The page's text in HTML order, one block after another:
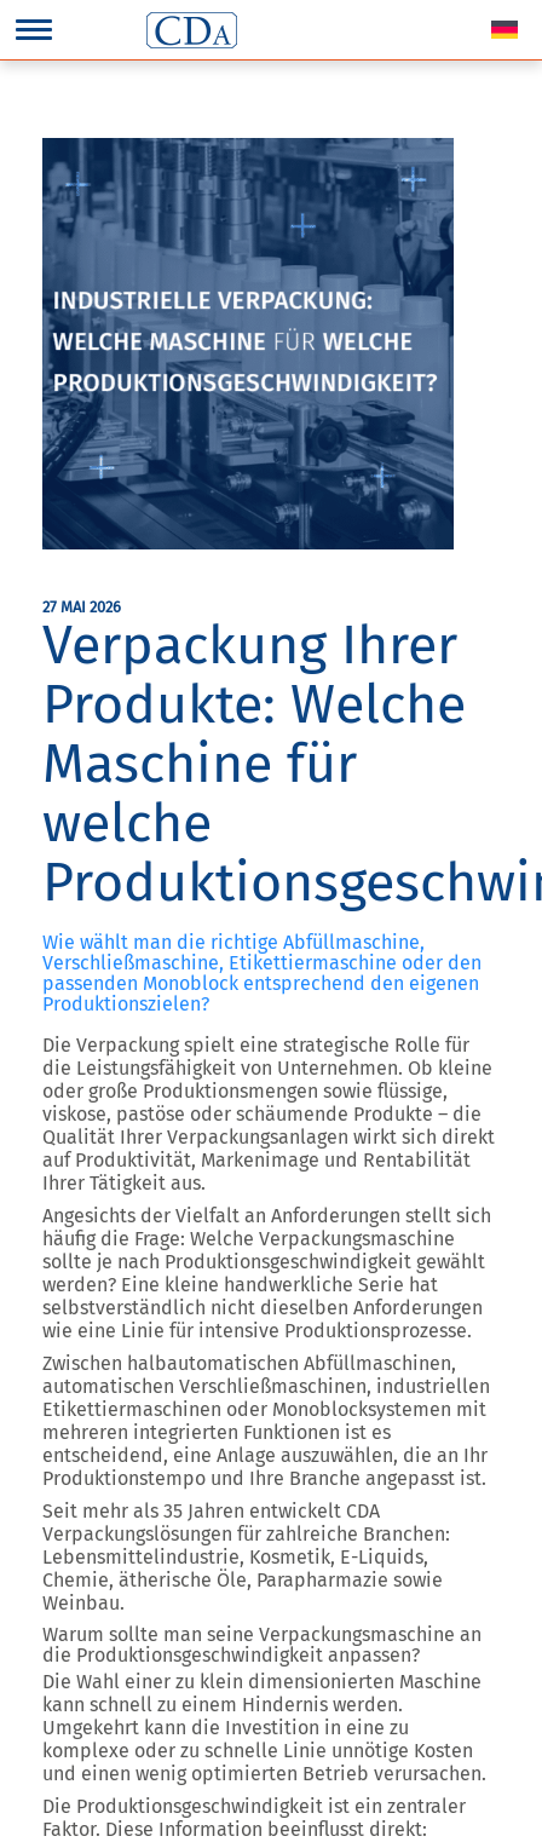
27 MAI 2026
Verpackung Ihrer
Produkte: Welche
Maschine für
welche
Wie wählt man die richtige Abfüllmaschine,
Verschließmaschine, Etikettiermaschine oder den
passenden Monoblock entsprechend den eigenen
Produktionszielen?
Die Verpackung spielt eine strategische Rolle für
die Leistungsfähigkeit von Unternehmen. Ob kleine
oder große Produktionsmengen sowie flüssige,
viskose, pastöse oder schäumende Produkte – die
Qualität Ihrer Verpackungsanlagen wirkt sich direkt
auf Produktivität, Markenimage und Rentabilität
Ihrer Tätigkeit aus.
Angesichts der Vielfalt an Anforderungen stellt sich
häufig die Frage: Welche Verpackungsmaschine
sollte je nach Produktionsgeschwindigkeit gewählt
werden? Eine kleine handwerkliche Serie hat
selbstverständlich nicht dieselben Anforderungen
wie eine Linie für intensive Produktionsprozesse.
Zwischen halbautomatischen Abfüllmaschinen,
automatischen Verschließmaschinen, industriellen
Etikettiermaschinen oder Monoblocksystemen mit
mehreren integrierten Funktionen ist es
entscheidend, eine Anlage auszuwählen, die an Ihr
Produktionstempo und Ihre Branche angepasst ist.
Seit mehr als 35 Jahren entwickelt CDA
Verpackungslösungen für zahlreiche Branchen:
Lebensmittelindustrie, Kosmetik, E-Liquids,
Chemie, ätherische Öle, Parapharmazie sowie
Weinbau.
Warum sollte man seine Verpackungsmaschine an
die Produktionsgeschwindigkeit anpassen?
Die Wahl einer zu klein dimensionierten Maschine
kann schnell zu einem Hindernis werden.
Umgekehrt kann die Investition in eine zu
komplexe oder zu schnelle Linie unnötige Kosten
und einen wenig optimierten Betrieb verursachen.
Die Produktionsgeschwindigkeit ist ein zentraler
Faktor. Diese Information beeinflusst direkt: